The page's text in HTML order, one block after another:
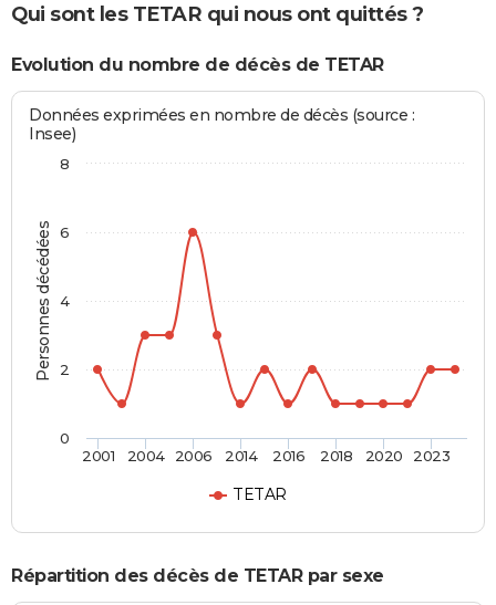
Qui sont les TETAR qui nous ont quittés ?
Evolution du nombre de décès de TETAR
Personnes décédées
Données exprimées en nombre de décès (source :
Insee)
TETAR
2001 2004 2006 2014 2016 2018 2020 2023
0
2
4
6
8
Répartition des décès de TETAR par sexe